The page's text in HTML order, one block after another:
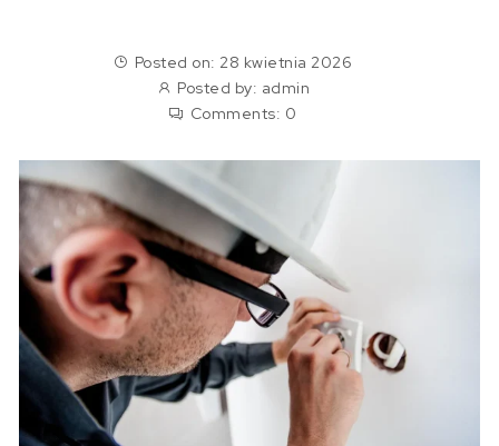
Posted on: 28 kwietnia 2026
Posted by: admin
Comments: 0